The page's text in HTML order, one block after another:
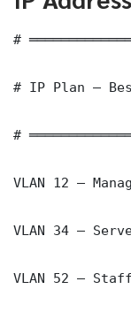
#
# IP Plan —
#
VLAN 12 —
VLAN 34 —
VLAN 52 —